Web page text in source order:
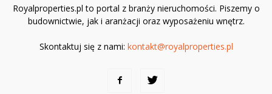
Royalproperties.pl to portal z branży nieruchomości. Piszemy o
budownictwie, jak i aranżacji oraz wyposażeniu wnętrz.
Skontaktuj się z nami: kontakt@royalproperties.pl